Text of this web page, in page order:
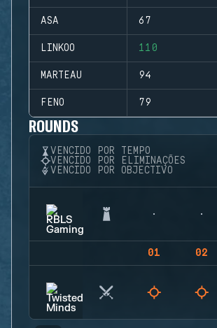
ASA 67
LINKOO 110
MARTEAU 94
FENO 79
ROUNDS
VENCIDO POR TEMPO
VENCIDO POR ELIMINAÇÕES
VENCIDO POR OBJECTIVO
01 02